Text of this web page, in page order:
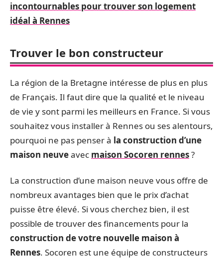
incontournables pour trouver son logement
idéal à Rennes
Trouver le bon constructeur
La région de la Bretagne intéresse de plus en plus
de Français. Il faut dire que la qualité et le niveau
de vie y sont parmi les meilleurs en France. Si vous
souhaitez vous installer à Rennes ou ses alentours,
pourquoi ne pas penser à la construction d’une
maison neuveavec maison Socoren rennes?
La construction d’une maison neuve vous offre de
nombreux avantages bien que le prix d’achat
puisse être élevé. Si vous cherchez bien, il est
possible de trouver des financements pour la
construction de votre nouvelle maison à
Rennes. Socoren est une équipe de constructeurs